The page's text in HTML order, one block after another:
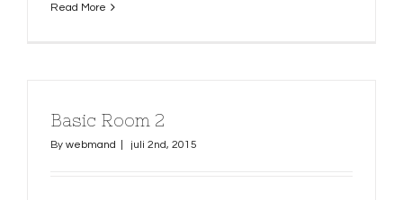
Read More
Basic Room 2
By webmand juli 2nd, 2015